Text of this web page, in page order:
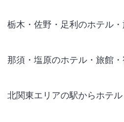
栃木・佐野・足利のホテル
那須・塩原のホテル・旅館
北関東エリアの駅からホテ